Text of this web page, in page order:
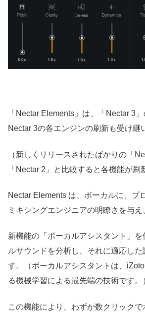
「Nectar Elements」は、「Nectar 3」
Nectar 3の各エンジンの刷新も受け継
（新しくリリースされたばかりの「
「Nectar 2」と比較すると各機能が刷
Nectar Elements は、ボーカルに、プ
ミキシングエンジニアの明瞭さを与え
新機能の「ボーカルアシスタント」
ルサウンドを分析し、それに適応した
す。（ボーカルアシスタントは、
る機械学習による最先端の技術です。
この機能により、わずか数クリック